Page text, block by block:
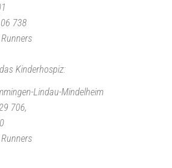
738
Kinderhospiz:
Lindau-Mindelheim
706,